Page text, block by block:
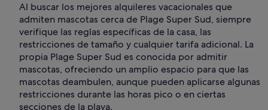
Al buscar los mejores alquileres vacacionales que
admiten mascotas cerca de Plage Super Sud, siempre
verifique las reglas específicas de la casa, las
restricciones de tamaño y cualquier tarifa adicional. La
propia Plage Super Sud es conocida por admitir
mascotas, ofreciendo un amplio espacio para que las
mascotas deambulen, aunque pueden aplicarse algunas
restricciones durante las horas pico o en ciertas
secciones de la playa.